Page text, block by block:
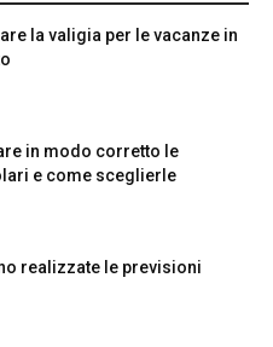
la valigia per le vacanze in
in modo corretto le
e come sceglierle
realizzate le previsioni